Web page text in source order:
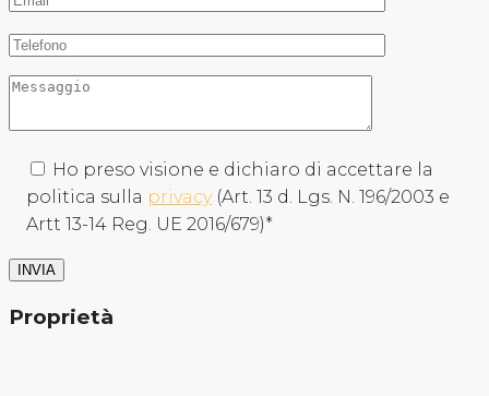
Ho preso visione e dichiaro di accettare la
politica sulla privacy(Art. 13 d. Lgs. N. 196/2003 e
Artt 13-14 Reg. UE 2016/679)*
Proprietà